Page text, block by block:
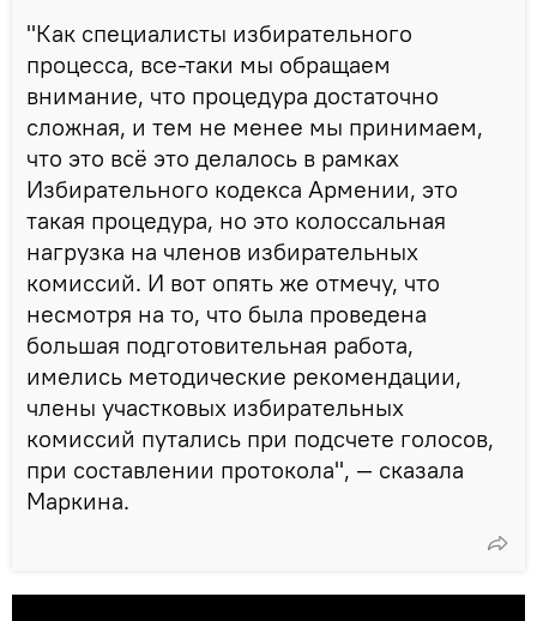
"Как специалисты избирательного
процесса, все-таки мы обращаем
внимание, что процедура достаточно
сложная, и тем не менее мы принимаем,
что это всё это делалось в рамках
Избирательного кодекса Армении, это
такая процедура, но это колоссальная
нагрузка на членов избирательных
комиссий. И вот опять же отмечу, что
несмотря на то, что была проведена
большая подготовительная работа,
имелись методические рекомендации,
члены участковых избирательных
комиссий путались при подсчете голосов,
при составлении протокола", — сказала
Маркина.